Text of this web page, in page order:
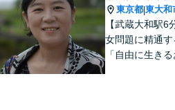
東京都|東大和
【武蔵大和駅6
女問題に精通す
「自由に生き